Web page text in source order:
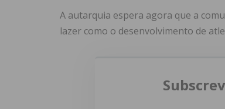
A autarquia espera agora que a
lazer como o desenvolvimento de